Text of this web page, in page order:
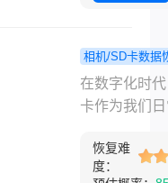
机的过程中
我们可能会
删除了内存
会给我们带
的困扰。本
相机/SD卡数据
程 如何恢
数据？分享
法！
在数字化时
卡作为我们
备，承载着
照片、视频
恢复难
度：